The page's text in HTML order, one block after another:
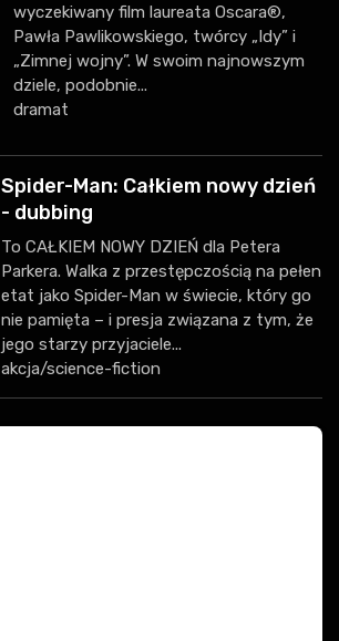
wyczekiwany film laureata Oscara®,
Pawła Pawlikowskiego, twórcy „Idy” i
„Zimnej wojny”. W swoim najnowszym
dziele, podobnie...
dramat
Spider-Man: Całkiem nowy dzień
- dubbing
To CAŁKIEM NOWY DZIEŃ dla Petera
Parkera. Walka z przestępczością na pełen
etat jako Spider-Man w świecie, który go
nie pamięta – i presja związana z tym, że
jego starzy przyjaciele...
akcja/science-fiction